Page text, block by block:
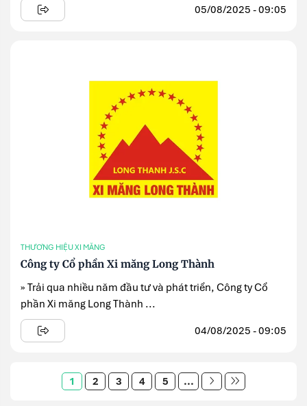
05/08/2025 - 09:05
THƯƠNG HIỆU XI MĂNG
Công ty Cổ phần Xi măng Long Thành
» Trải qua nhiều năm đầu tư và phát triển, Công ty Cổ
phần Xi măng Long Thành ...
04/08/2025 - 09:05
1 2 3 4 5 ...